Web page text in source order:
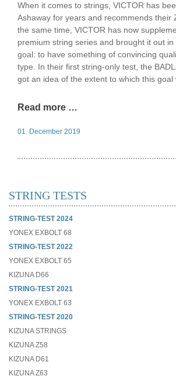
When it comes to strings, VICTOR has
Ashaway for years and recommends their
the same time, VICTOR has now
premium string series and brought it out
goal: to have something of convincing
type. In their first string-only test, the
got an idea of ​​the extent to which this goal
Read more …
01. December 2019
STRING TESTS
STRING-TEST 2024
YONEX EXBOLT 68
STRING-TEST 2022
YONEX EXBOLT 65
KIZUNA D66
STRING-TEST 2021
YONEX EXBOLT 63
STRING-TEST 2020
KIZUNA STRINGS
KIZUNA Z58
KIZUNA D61
KIZUNA Z63